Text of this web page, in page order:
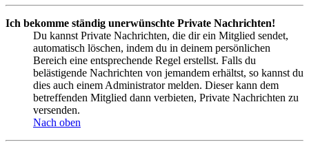
Ich bekomme ständig unerwünschte Private Nachrichten!
Du kannst Private Nachrichten, die dir ein Mitglied sendet,
automatisch löschen, indem du in deinem persönlichen
Bereich eine entsprechende Regel erstellst. Falls du
belästigende Nachrichten von jemandem erhältst, so kannst du
dies auch einem Administrator melden. Dieser kann dem
betreffenden Mitglied dann verbieten, Private Nachrichten zu
versenden.
Nach oben